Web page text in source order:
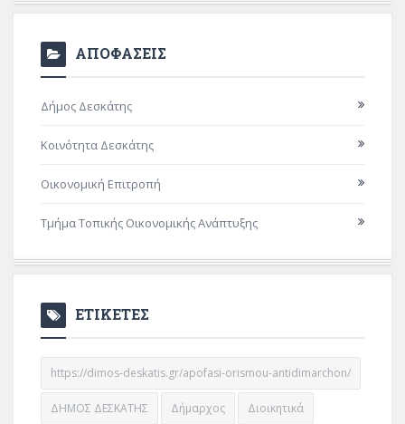
ΑΠΟΦΑΣΕΙΣ
Δήμος Δεσκάτης
Κοινότητα Δεσκάτης
Οικονομική Επιτροπή
Τμήμα Τοπικής Οικονομικής Ανάπτυξης
ΕΤΙΚΕΤΕΣ
https://dimos-deskatis.gr/apofasi-orismou-antidimarchon/
ΔΗΜΟΣ ΔΕΣΚΑΤΗΣ Δήμαρχος Διοικητικά